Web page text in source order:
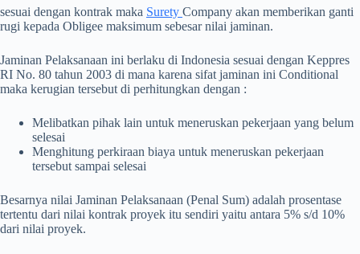
sesuai dengan kontrak maka Surety Company akan memberikan ganti
rugi kepada Obligee maksimum sebesar nilai jaminan.
Jaminan Pelaksanaan ini berlaku di Indonesia sesuai dengan Keppres
RI No. 80 tahun 2003 di mana karena sifat jaminan ini Conditional
maka kerugian tersebut di perhitungkan dengan :
Melibatkan pihak lain untuk meneruskan pekerjaan yang belum
selesai
Menghitung perkiraan biaya untuk meneruskan pekerjaan
tersebut sampai selesai
Besarnya nilai Jaminan Pelaksanaan (Penal Sum) adalah prosentase
tertentu dari nilai kontrak proyek itu sendiri yaitu antara 5% s/d 10%
dari nilai proyek.